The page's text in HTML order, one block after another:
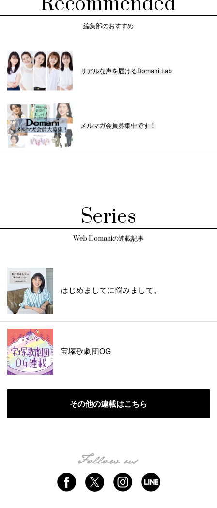
編集部のおすすめ
リアルな声を届けるDomani Lab
メルマガ会員募集中です！
Series
Web Domaniの連載記事
はじめましてに悩みまして。
宝塚歌劇団OG
その他の連載はこちら